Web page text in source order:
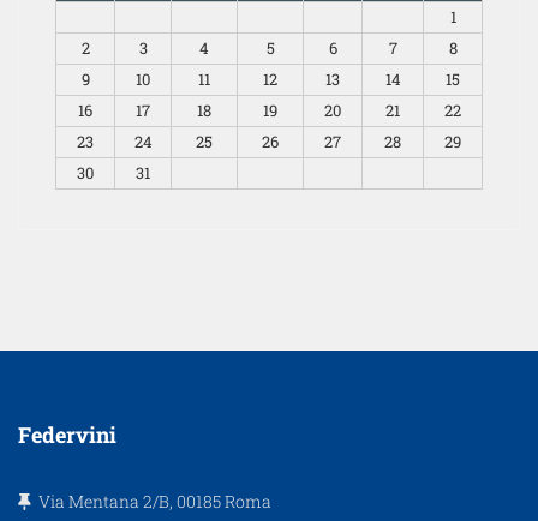
1
2
3 4 5 6 7
8
9
10 11 12 13 14
15
16
17 18 19 20 21
22
23
24 25 26 27 28
29
30
31
Federvini
Via Mentana 2/B, 00185 Roma